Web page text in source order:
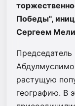
Победы",
Сергеем
растущую
географию. В